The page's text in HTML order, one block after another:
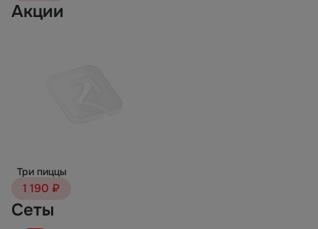
Акции
Три пиццы
1 190 ₽
Сеты